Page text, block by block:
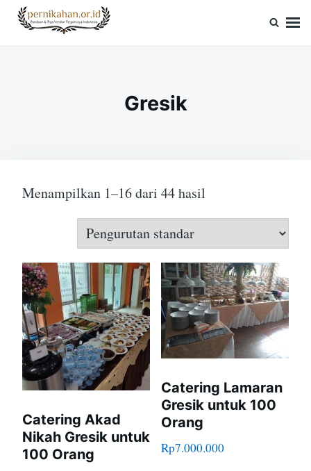
SkipSearch
for:
Gresik
Menampilkan 1–16 dari 44 hasil
Catering Akad
Nikah Gresik untuk
100 Orang
Catering Lamaran
Gresik untuk 100
Orang
Rp7.000.000